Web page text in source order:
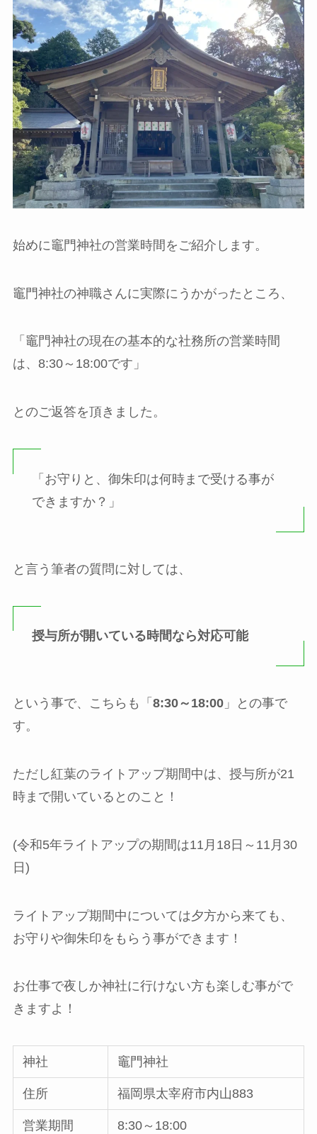
始めに竈門神社の営業時間をご紹介します。
竈門神社の神職さんに実際にうかがったところ、
「竈門神社の現在の基本的な社務所の営業時間
は、8:30～18:00です」
とのご返答を頂きました。
「お守りと、御朱印は何時まで受ける事が
できますか？」
と言う筆者の質問に対しては、
授与所が開いている時間なら対応可能
という事で、こちらも「 8:30～18:00」との事で
す。
ただし紅葉のライトアップ期間中は、授与所が21
時まで開いているとのこと！
(令和5年ライトアップの期間は11月18日～11月30
日)
ライトアップ期間中については夕方から来ても、
お守りや御朱印をもらう事ができます！
お仕事で夜しか神社に行けない方も楽しむ事がで
きますよ！
神社 竈門神社
住所 福岡県太宰府市内山883
営業期間 8:30～18:00